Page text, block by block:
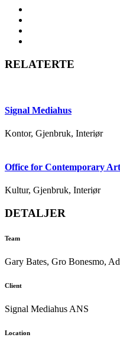
RELATERTE
Signal Mediahus
Kontor, Gjenbruk, Interiør
Office for Contemporary Art
Kultur, Gjenbruk, Interiør
DETALJER
Team
Gary Bates, Gro Bonesmo,
Client
Signal Mediahus ANS
Location